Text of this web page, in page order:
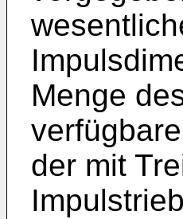
Menge
der mit